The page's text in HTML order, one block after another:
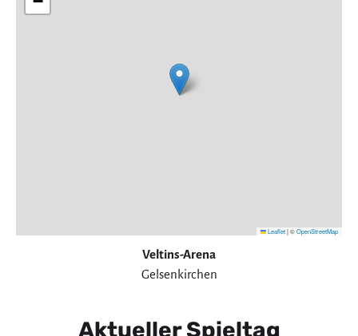
Leaflet|©OpenStreetMap
Veltins-Arena
Gelsenkirchen
Aktueller Spieltag